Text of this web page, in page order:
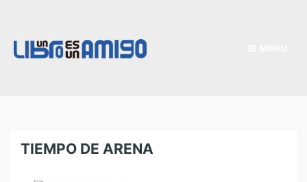
TIEMPO DE ARENA